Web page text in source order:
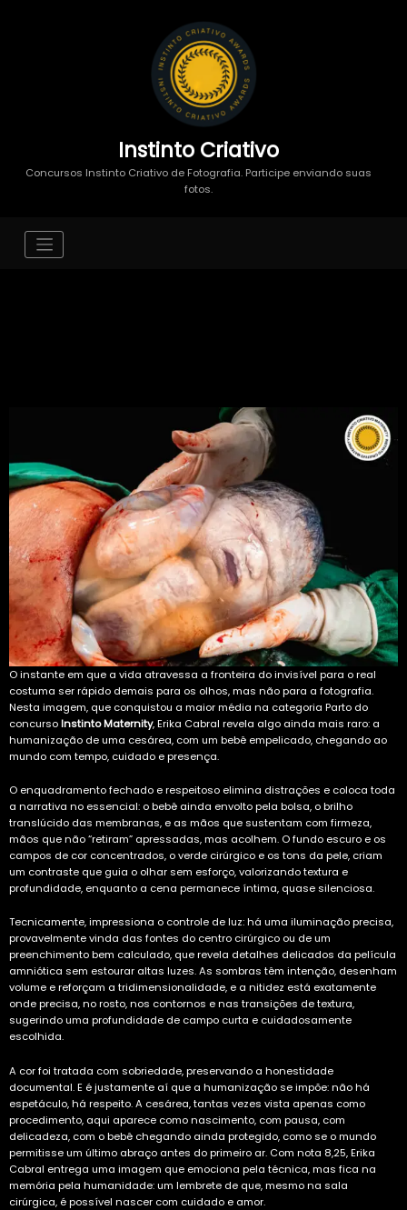
Instinto Criativo
Concursos Instinto Criativo de Fotografia. Participe enviando suas
fotos.
O instante em que a vida atravessa a fronteira do invisível para o real
costuma ser rápido demais para os olhos, mas não para a fotografia.
Nesta imagem, que conquistou a maior média na categoria Parto do
concursoInstinto Maternity, Erika Cabral revela algo ainda mais raro: a
humanização de uma cesárea, com um bebê empelicado, chegando ao
mundo com tempo, cuidado e presença.
O enquadramento fechado e respeitoso elimina distrações e coloca toda
a narrativa no essencial: o bebê ainda envolto pela bolsa, o brilho
translúcido das membranas, e as mãos que sustentam com firmeza,
mãos que não “retiram” apressadas, mas acolhem. O fundo escuro e os
campos de cor concentrados, o verde cirúrgico e os tons da pele, criam
um contraste que guia o olhar sem esforço, valorizando textura e
profundidade, enquanto a cena permanece íntima, quase silenciosa.
Tecnicamente, impressiona o controle de luz: há uma iluminação precisa,
provavelmente vinda das fontes do centro cirúrgico ou de um
preenchimento bem calculado, que revela detalhes delicados da película
amniótica sem estourar altas luzes. As sombras têm intenção, desenham
volume e reforçam a tridimensionalidade, e a nitidez está exatamente
onde precisa, no rosto, nos contornos e nas transições de textura,
sugerindo uma profundidade de campo curta e cuidadosamente
escolhida.
A cor foi tratada com sobriedade, preservando a honestidade
documental. E é justamente aí que a humanização se impõe: não há
espetáculo, há respeito. A cesárea, tantas vezes vista apenas como
procedimento, aqui aparece como nascimento, com pausa, com
delicadeza, com o bebê chegando ainda protegido, como se o mundo
permitisse um último abraço antes do primeiro ar. Com nota 8,25, Erika
Cabral entrega uma imagem que emociona pela técnica, mas fica na
memória pela humanidade: um lembrete de que, mesmo na sala
cirúrgica, é possível nascer com cuidado e amor.